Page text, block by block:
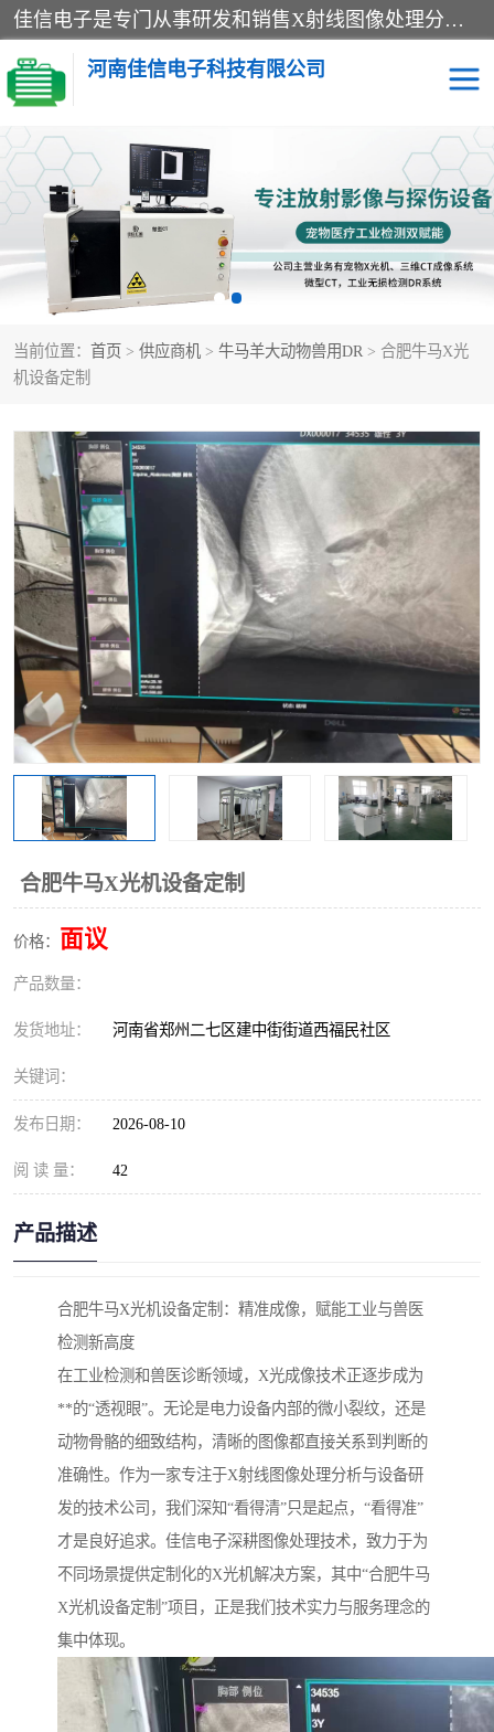
佳信电子是专门从事研发和销售X射线图像处理分析和X射线设备的高端技术公司，先进的图像处理技术帮助用户更加准确的判断图像，为科研和检测提供可靠保证，现有产品包括电力GIS探伤X射线检测系统，电力耐张线夹探伤X射线检测系统，便携式X射线，兽用图像的增强软件工具包，工业和兽用便携式DR，实验室CT，桌面CT等。
河南佳信电子科技有限公司
当前位置： 首页 > 供应商机 > 牛马羊大动物兽用DR > 合肥牛马X光
机设备定制
合肥牛马X光机设备定制
价格： 面议
产品数量：
发货地址： 河南省郑州二七区建中街街道西福民社区
关键词：
发布日期： 2026-08-10
阅 读 量： 42
产品描述
合肥牛马X光机设备定制：精准成像，赋能工业与兽医
检测新高度
在工业检测和兽医诊断领域，X光成像技术正逐步成为
**的“透视眼”。无论是电力设备内部的微小裂纹，还是
动物骨骼的细致结构，清晰的图像都直接关系到判断的
准确性。作为一家专注于X射线图像处理分析与设备研
发的技术公司，我们深知“看得清”只是起点，“看得准”
才是良好追求。佳信电子深耕图像处理技术，致力于为
不同场景提供定制化的X光机解决方案，其中“合肥牛马
X光机设备定制”项目，正是我们技术实力与服务理念的
集中体现。
宠物X光机DR 电力探伤仪GIS探伤仪
电力探伤仪耐张线夹探伤
仪
微焦点射线源
工业CT
C型臂 口腔牙科X光机DR